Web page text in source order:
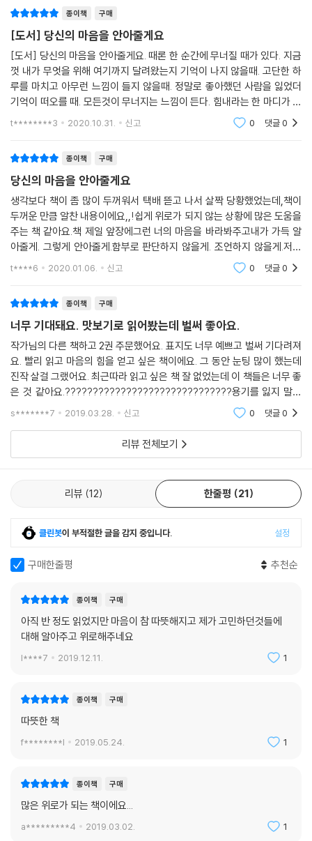
쳐왔겠어요. 그러니 오늘 하루, 이토록 수고해준 당신과 당신의 마음, 사랑
을 가득 담아 바라봐주고 안아줘요. 수고했다, 너무 잘 해왔다, 소중하다,
충분하다, 고맙다, 예쁘다, 참 많이 사랑한다, 말해줘요. --- p.120
살아가기가 때로 너무나도 지치고 고된 당신에게
모든 것을 그만두고 싶을 만큼 아프고 힘든 당신에게
“당신이라면 꼭 잘 해낼 거예요.
다른 누구도 아니라 당신이라서 잘 해낼 거예요.”
그러니 오늘 하루도 참 잘 해낸 당신의 밤,
무지 예쁘다 못해 찬란히 아름다운 밤이길 바라요.
수고 많았어요. --- p.121
오늘 하루 너무나 힘겨웠는데
그럼에도 이렇게 잘 견뎌준 당신이
얼마나 기특하고 예쁜지 몰라요.
그러니 오늘 하루
우리, 무지 예쁜 밤 보내기로 해요.
예쁘다 못해 찬란히 아름다운 밤이기를. --- p.443
진정 내려놓는 다는 것은
겉으로도, 마음속으로도 파도가 일지 않는 일이라는 것을
수많은 원망과 상처와 아픔을 지나 알게 되었다.
그렇게 다짐을 하고도
속에서는 문득 당한 일이 떠올라
원망스러움과 억울함과 분함이 솟구친다면
그건 내려놓았다할 수 없는 것임을.
분한 마음을 내려놓는 것은 이리도 어렵고 길다.
오늘도 나는
행복해서 웃는 게 아니라,
웃어서 행복한 것 아닐까.
종이책 구매
[도서] 당신의 마음을 안아줄게요
[도서] 당신의 마음을 안아줄게요. 때론 한 순간에 무너질 때가 있다. 지금
껏 내가 무엇을 위해 여기까지 달려왔는지 기억이 나지 않을때. 고단한 하
루를 마치고 아무런 느낌이 들지 않을때. 정말로 좋아했던 사람을 잃었더
기억이 떠오를 때. 모든것이 무너지는 느낌이 든다. 힘내라는 한 마디가 듣
고 싶었을지도 모른다. 누구나 상처 하나쯤은 가지고 있으니까. 그럴 때 읽
t********3 2020.10.31. 신고 0 댓글0
종이책 구매
당신의 마음을 안아줄게요
생각보다 책이 좀 많이 두꺼워서 택배 뜯고 나서 살짝 당황했었는데,책이
두꺼운 만큼 알찬 내용이에요,,!쉽게 위로가 되지 않는 상황에 많은 도움을
주는 책 같아요.책 제일 앞장에그런 너의 마음을 바라봐주고내가 가득 알
아줄게. 그렇게 안아줄게.함부로 판단하지 않을게. 조언하지 않을게.저는
이 부분이 상당히 마음에 들었어요.묵묵한 위로가 되는 책!다 읽기엔 오래
t****6 2020.01.06. 신고 0 댓글0
종이책 구매
너무 기대돼요. 맛보기로 읽어봤는데 벌써 좋아요.
작가님의 다른 책하고 2권 주문했어요. 표지도 너무 예쁘고 벌써 기다려져
요. 빨리 읽고 마음의 힘을 얻고 싶은 책이에요. 그 동안 눈팅 많이 했는데
진작 살걸 그랬어요. 최근따라 읽고 싶은 책 잘 없었는데 이 책들은 너무 좋
은 것 같아요.??????????????????????????????용기를 잃지 말고
힘내요는 동생에게 선물하려고 해요.
s*******7 2019.03.28. 신고 0 댓글0
리뷰 전체보기
리뷰 12 한줄평 21
클린봇이 부적절한 글을 감지 중입니다. 설정
구매한줄평 추천순
종이책 구매
아직 반 정도 읽었지만 마음이 참 따뜻해지고 제가 고민하던것들에
대해 알아주고 위로해주네요
l****7 2019.12.11. 1
종이책 구매
따뜻한 책
f********l 2019.05.24. 1
종이책 구매
많은 위로가 되는 책이에요...
a*********4 2019.03.02. 1